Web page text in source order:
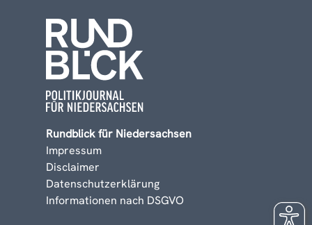
Rundblick für Niedersachsen
Impressum
Disclaimer
Datenschutzerklärung
Informationen nach DSGVO